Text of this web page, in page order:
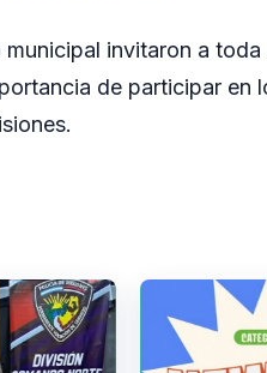
invitaron a
de participar en